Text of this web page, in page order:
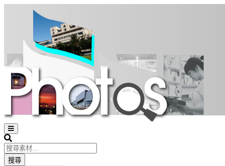
Open
sidebar
Search
搜尋